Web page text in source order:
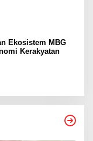
Ekosistem MBG
Kerakyatan